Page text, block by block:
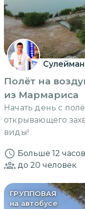
Сулейман
Полёт на
из Мармариса
Начать день с
открывающего
виды!
Больше 12 часов
до 20 человек
ГРУППОВАЯ
на автобусе